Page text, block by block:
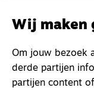
Wij maken
Om jouw bezoek
derde partijen
partijen content